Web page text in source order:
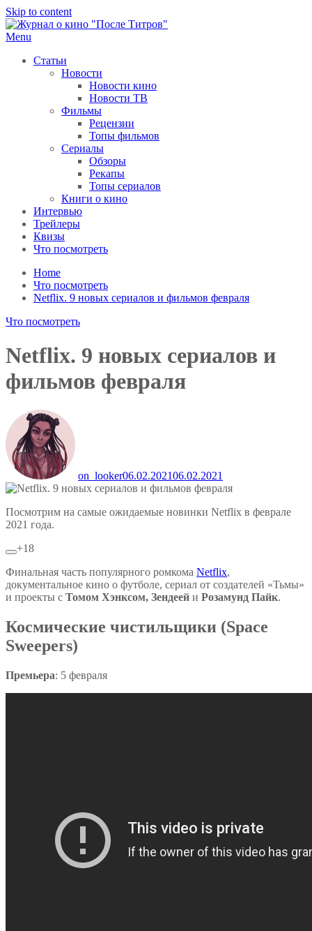
Skip to content
Menu
Статьи
Новости
Новости кино
Новости ТВ
Фильмы
Рецензии
Топы фильмов
Сериалы
Обзоры
Рекапы
Топы сериалов
Книги о кино
Интервью
Трейлеры
Квизы
Что посмотреть
Home
Что посмотреть
Netflix. 9 новых сериалов и фильмов февраля
Что посмотреть
Netflix. 9 новых сериалов и
фильмов февраля
on_looker06.02.202106.02.2021
Посмотрим на самые ожидаемые новинки Netflix в феврале
2021 года.
+18
Финальная часть популярного ромкома Netflix,
документальное кино о футболе, сериал от создателей «Тьмы»
и проекты с Томом Хэнксом, Зендеей и Розамунд Пайк.
Космические чистильщики (Space
Sweepers)
Премьера: 5 февраля